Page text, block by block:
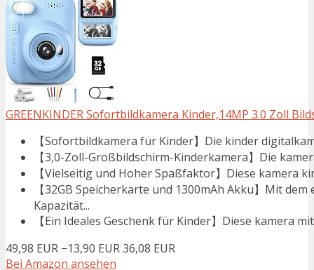
GREENKINDER Sofortbildkamera Kinder,14MP 3.0 Zoll
【Sofortbildkamera für Kinder】Die kinder
【3,0-Zoll-Großbildschirm-Kinderkamera】Die
【Vielseitig und Hoher Spaßfaktor】Diese kamera
【32GB Speicherkarte und 1300mAh Akku】Mit
Kapazität...
【Ein Ideales Geschenk für Kinder】Diese kamera
49,98 EUR −13,90 EUR36,08 EUR
Bei Amazon ansehen